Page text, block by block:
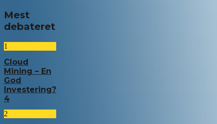
Mest
debateret
1
Cloud
Mining – En
God
Investering?
4
2